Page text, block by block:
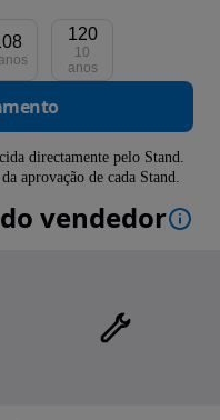
120
10
anos
directamente pelo Stand.
aprovação de cada Stand.
vendedor